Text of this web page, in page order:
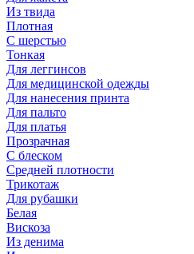
Из твида
Плотная
С шерстью
Тонкая
Для леггинсов
Для медицинской одежды
Для нанесения принта
Для пальто
Для платья
Прозрачная
С блеском
Средней плотности
Трикотаж
Для рубашки
Белая
Вискоза
Из денима